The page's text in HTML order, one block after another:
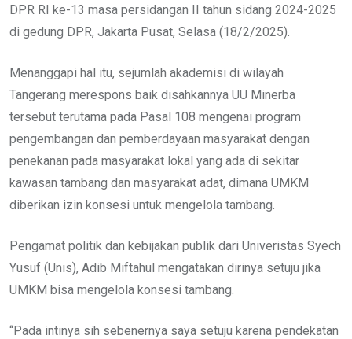
DPR RI ke-13 masa persidangan II tahun sidang 2024-2025
di gedung DPR, Jakarta Pusat, Selasa (18/2/2025).
Menanggapi hal itu, sejumlah akademisi di wilayah
Tangerang merespons baik disahkannya UU Minerba
tersebut terutama pada Pasal 108 mengenai program
pengembangan dan pemberdayaan masyarakat dengan
penekanan pada masyarakat lokal yang ada di sekitar
kawasan tambang dan masyarakat adat, dimana UMKM
diberikan izin konsesi untuk mengelola tambang.
Pengamat politik dan kebijakan publik dari Univeristas Syech
Yusuf (Unis), Adib Miftahul mengatakan dirinya setuju jika
UMKM bisa mengelola konsesi tambang.
“Pada intinya sih sebenernya saya setuju karena pendekatan